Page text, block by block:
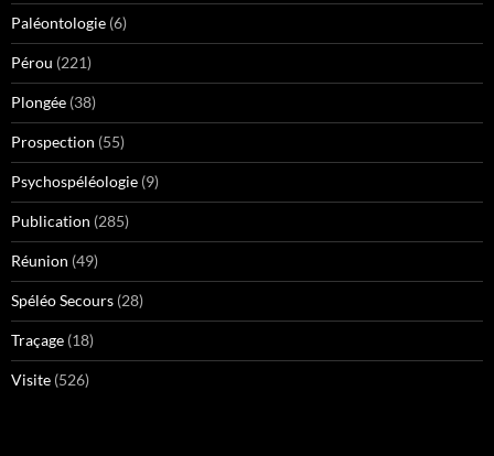
Paléontologie (6)
Pérou (221)
Plongée (38)
Prospection (55)
Psychospéléologie (9)
Publication (285)
Réunion (49)
Spéléo Secours (28)
Traçage (18)
Visite (526)